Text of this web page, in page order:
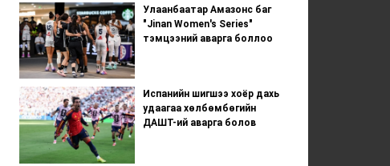
Улаанбаатар Амазонс баг
"Jinan Women's Series"
тэмцээний аварга боллоо
Испанийн шигшээ хоёр дахь
удаагаа хөлбөмбөгийн
ДАШТ-ий аварга болов